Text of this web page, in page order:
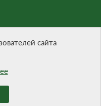
на сайт обязательна.
сайта